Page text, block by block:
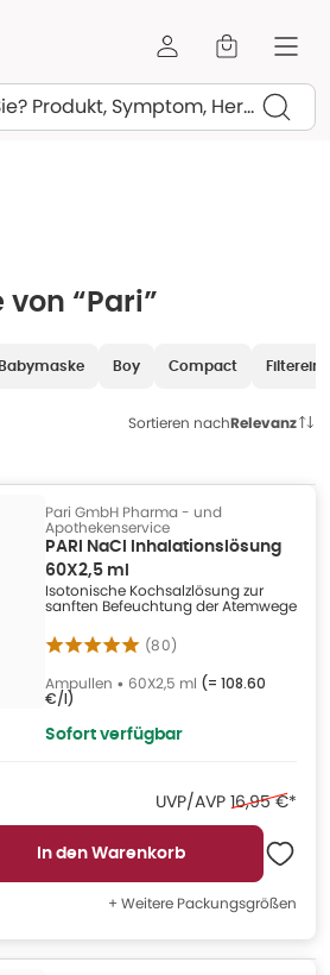
“Pari”
Babymaske Boy Compact
Sortieren nachRelevanz
Pari GmbH Pharma - und
Apothekenservice
PARI NaCl Inhalationslösung
60X2,5 ml
Isotonische Kochsalzlösung zur
sanften Befeuchtung der Atemwege
(80)
Ampullen • 60X2,5 ml (= 108.60
€/l)
Sofort verfügbar
UVP/AVP Ehemaliger
16,95 €*
In den Warenkorb
+ Weitere Packungsgrößen